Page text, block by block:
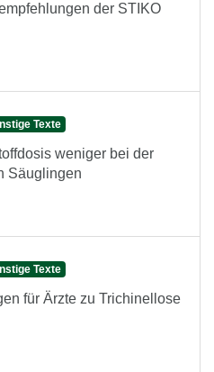
der STIKO
Texte
weniger bei der
Säuglingen
Texte
für Ärzte zu Trichinellose